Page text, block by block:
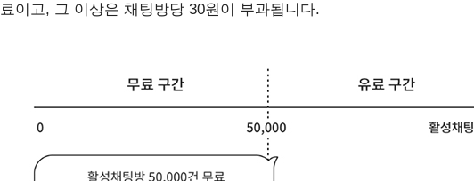
료이고, 그 이상은 채팅방당 30원이 부과됩니다.